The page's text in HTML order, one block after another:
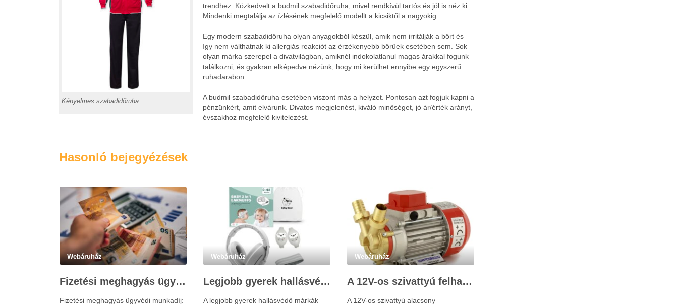
Kényelmes szabadidőruha
trendhez. Közkedvelt a budmil szabadidőruha, mivel rendkívül tartós és jól is néz ki.
Mindenki megtalálja az ízlésének megfelelő modellt a kicsiktől a nagyokig.
Egy modern szabadidőruha olyan anyagokból készül, amik nem irritálják a bőrt és
így nem válthatnak ki allergiás reakciót az érzékenyebb bőrűek esetében sem. Sok
olyan márka szerepel a divatvilágban, amiknél indokolatlanul magas árakkal fogunk
találkozni, és gyakran elképedve nézünk, hogy mi kerülhet ennyibe egy egyszerű
ruhadarabon.
A budmil szabadidőruha esetében viszont más a helyzet. Pontosan azt fogjuk kapni a
pénzünkért, amit elvárunk. Divatos megjelenést, kiváló minőséget, jó ár/érték arányt,
évszakhoz megfelelő kivitelezést.
Hasonló bejegyézések
Webáruház
Fizetési meghagyás ügyvédi munkadíja: teljes költségvetési útmutató
Fizetési meghagyás ügyvédi munkadíj:
Webáruház
Legjobb gyerek hallásvédő márkák: mire figyeljenek a szülők választáskor?
A legjobb gyerek hallásvédő márkák
Webáruház
A 12V-os szivattyú felhasználása
A 12V-os szivattyú alacsony